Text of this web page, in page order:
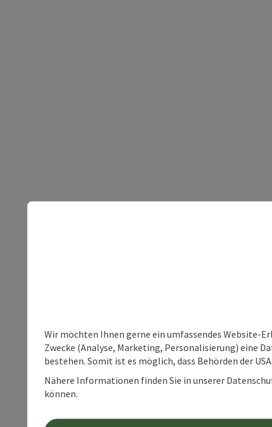
Wir möchten Ihnen gerne ein umfassendes Website-
Zwecke (Analyse, Marketing, Personalisierung) eine
bestehen. Somit ist es möglich, dass Behörden der
Nähere Informationen finden Sie in unserer
können.